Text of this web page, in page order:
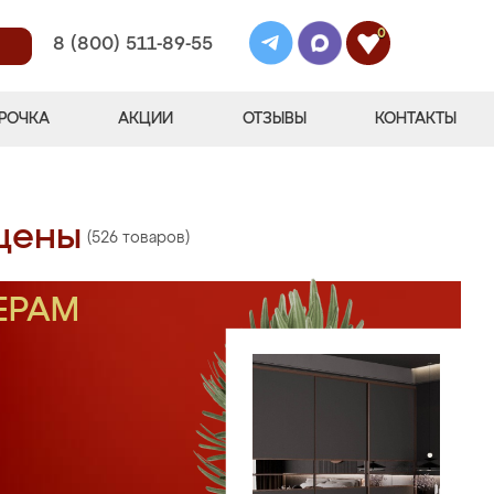
8 (800) 511-89-55
0
АКЦИИ ОТЗЫВЫ КОНТАКТЫ
(526 товаров)